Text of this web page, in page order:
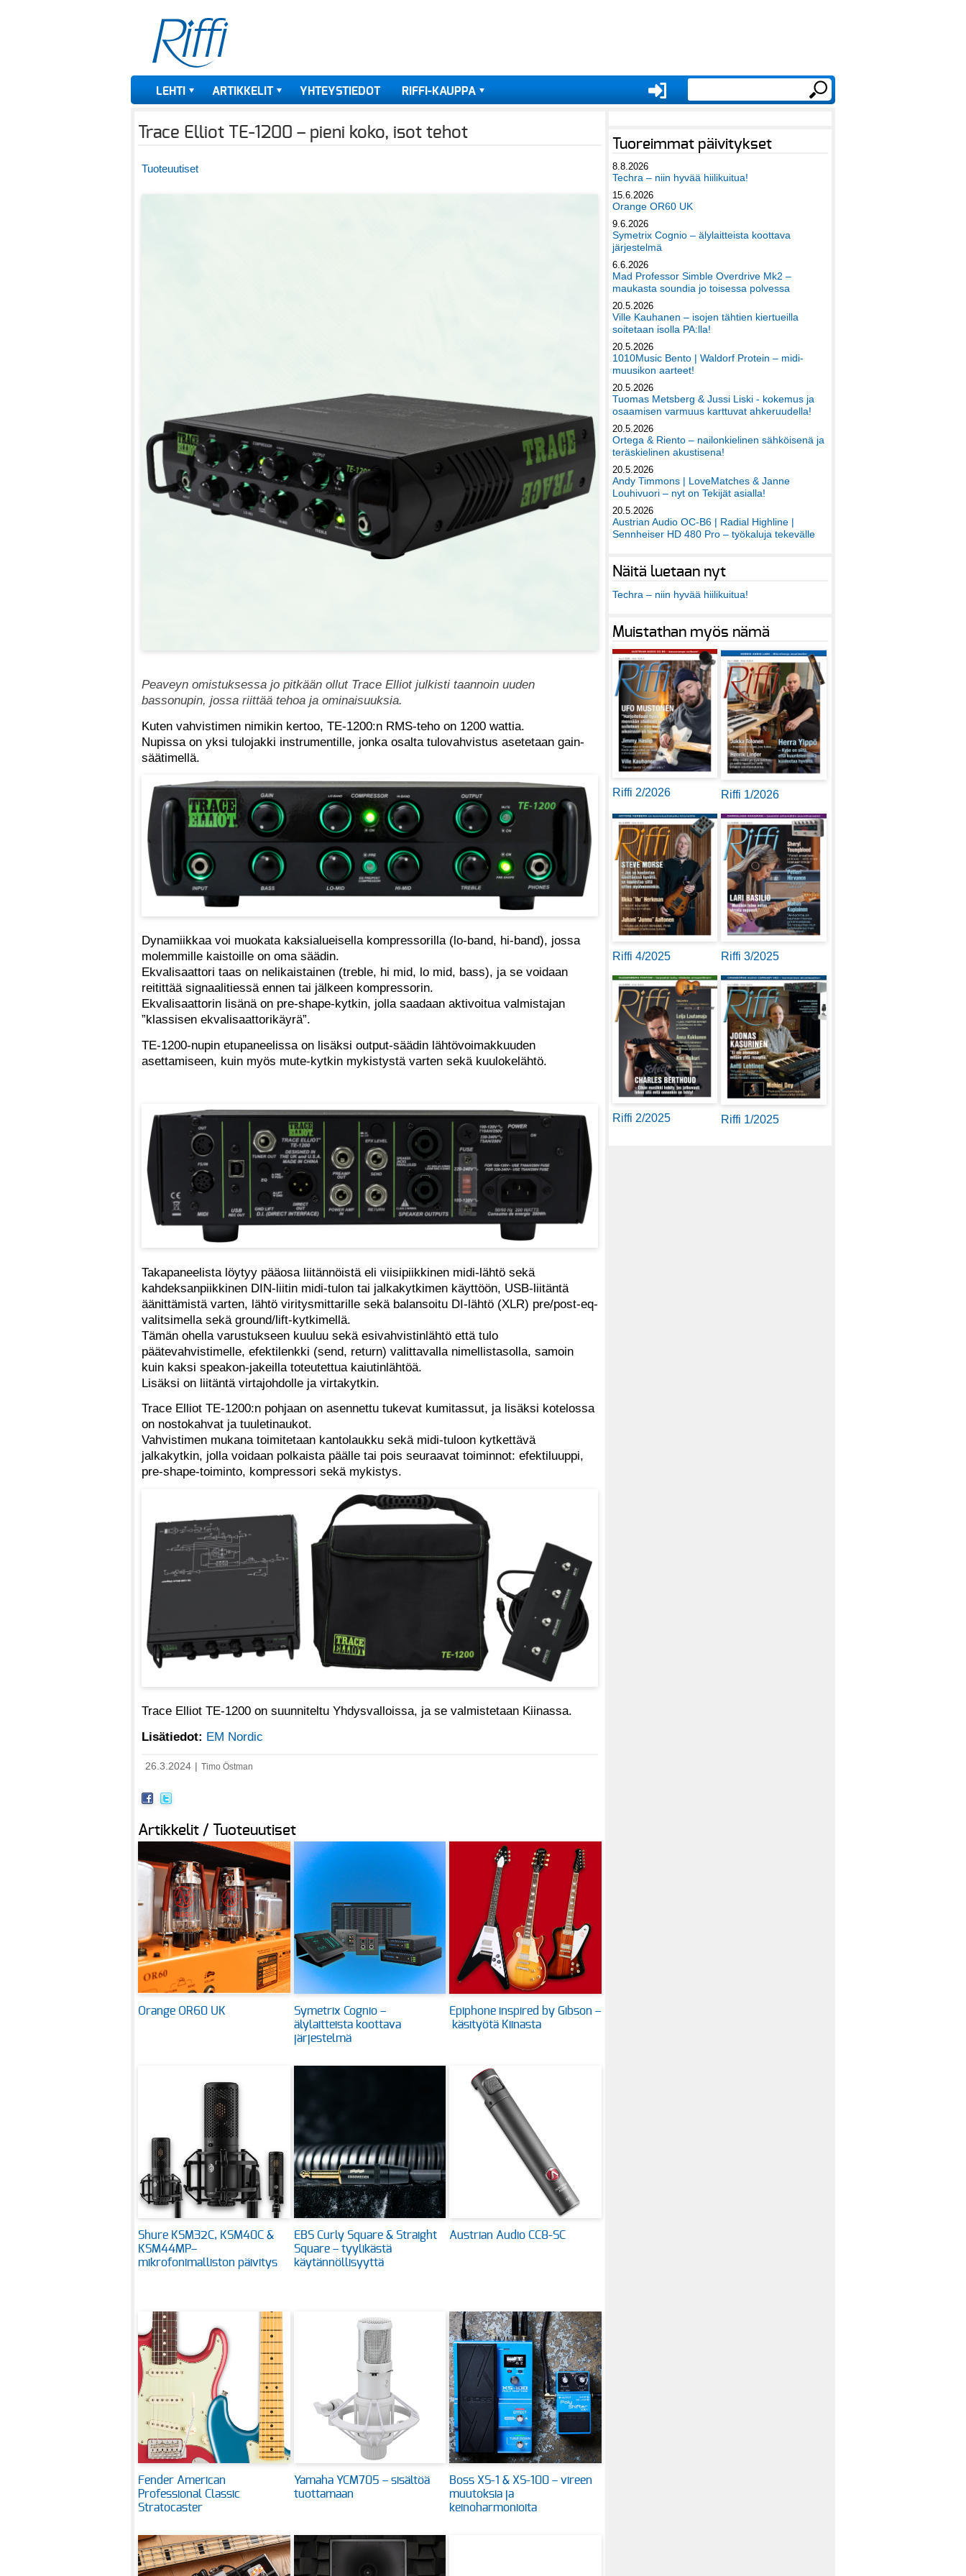
LEHTI ARTIKKELIT YHTEYSTIEDOT RIFFI-KAUPPA
Trace Elliot TE-1200 – pieni koko, isot tehot
Tuoteuutiset
Peaveyn omistuksessa jo pitkään ollut Trace Elliot julkisti taannoin uuden
bassonupin, jossa riittää tehoa ja ominaisuuksia.
Kuten vahvistimen nimikin kertoo, TE-1200:n RMS-teho on 1200 wattia.
Nupissa on yksi tulojakki instrumentille, jonka osalta tulovahvistus asetetaan gain-
säätimellä.
Dynamiikkaa voi muokata kaksialueisella kompressorilla (lo-band, hi-band), jossa
molemmille kaistoille on oma säädin.
Ekvalisaattori taas on nelikaistainen (treble, hi mid, lo mid, bass), ja se voidaan
reitittää signaalitiessä ennen tai jälkeen kompressorin.
Ekvalisaattorin lisänä on pre-shape-kytkin, jolla saadaan aktivoitua valmistajan
”klassisen ekvalisaattorikäyrä”.
TE-1200-nupin etupaneelissa on lisäksi output-säädin lähtövoimakkuuden
asettamiseen, kuin myös mute-kytkin mykistystä varten sekä kuulokelähtö.
Takapaneelista löytyy pääosa liitännöistä eli viisipiikkinen midi-lähtö sekä
kahdeksanpiikkinen DIN-liitin midi-tulon tai jalkakytkimen käyttöön, USB-liitäntä
äänittämistä varten, lähtö viritysmittarille sekä balansoitu DI-lähtö (XLR) pre/post-eq-
valitsimella sekä ground/lift-kytkimellä.
Tämän ohella varustukseen kuuluu sekä esivahvistinlähtö että tulo
päätevahvistimelle, efektilenkki (send, return) valittavalla nimellistasolla, samoin
kuin kaksi speakon-jakeilla toteutettua kaiutinlähtöä.
Lisäksi on liitäntä virtajohdolle ja virtakytkin.
Trace Elliot TE-1200:n pohjaan on asennettu tukevat kumitassut, ja lisäksi kotelossa
on nostokahvat ja tuuletinaukot.
Vahvistimen mukana toimitetaan kantolaukku sekä midi-tuloon kytkettävä
jalkakytkin, jolla voidaan polkaista päälle tai pois seuraavat toiminnot: efektiluuppi,
pre-shape-toiminto, kompressori sekä mykistys.
Trace Elliot TE-1200 on suunniteltu Yhdysvalloissa, ja se valmistetaan Kiinassa.
Lisätiedot: EM Nordic
26.3.2024 Timo Östman
Artikkelit / Tuoteuutiset
Orange OR60 UK
Symetrix Cognio –
älylaitteista koottava
järjestelmä
Epiphone inspired by Gibson –
käsityötä Kiinasta
Shure KSM32C, KSM40C &
KSM44MP–
mikrofonimalliston päivitys
EBS Curly Square & Straight
Square – tyylikästä
käytännöllisyyttä
Austrian Audio CC8-SC
Fender American
Professional Classic
Stratocaster
Yamaha YCM705 – sisältöä
tuottamaan
Boss XS-1 & XS-100 – vireen
muutoksia ja
keinoharmonioita
Tuoreimmat päivitykset
8.8.2026
Techra – niin hyvää hiilikuitua!
15.6.2026
Orange OR60 UK
9.6.2026
Symetrix Cognio – älylaitteista koottava
järjestelmä
6.6.2026
Mad Professor Simble Overdrive Mk2 –
maukasta soundia jo toisessa polvessa
20.5.2026
Ville Kauhanen – isojen tähtien kiertueilla
soitetaan isolla PA:lla!
20.5.2026
1010Music Bento | Waldorf Protein – midi-
muusikon aarteet!
20.5.2026
Tuomas Metsberg & Jussi Liski - kokemus ja
osaamisen varmuus karttuvat ahkeruudella!
20.5.2026
Ortega & Riento – nailonkielinen sähköisenä ja
teräskielinen akustisena!
20.5.2026
Andy Timmons | LoveMatches & Janne
Louhivuori – nyt on Tekijät asialla!
20.5.2026
Austrian Audio OC-B6 | Radial Highline |
Sennheiser HD 480 Pro – työkaluja tekevälle
Näitä luetaan nyt
Techra – niin hyvää hiilikuitua!
Muistathan myös nämä
Riffi 2/2026 Riffi 1/2026
Riffi 4/2025 Riffi 3/2025
Riffi 2/2025 Riffi 1/2025